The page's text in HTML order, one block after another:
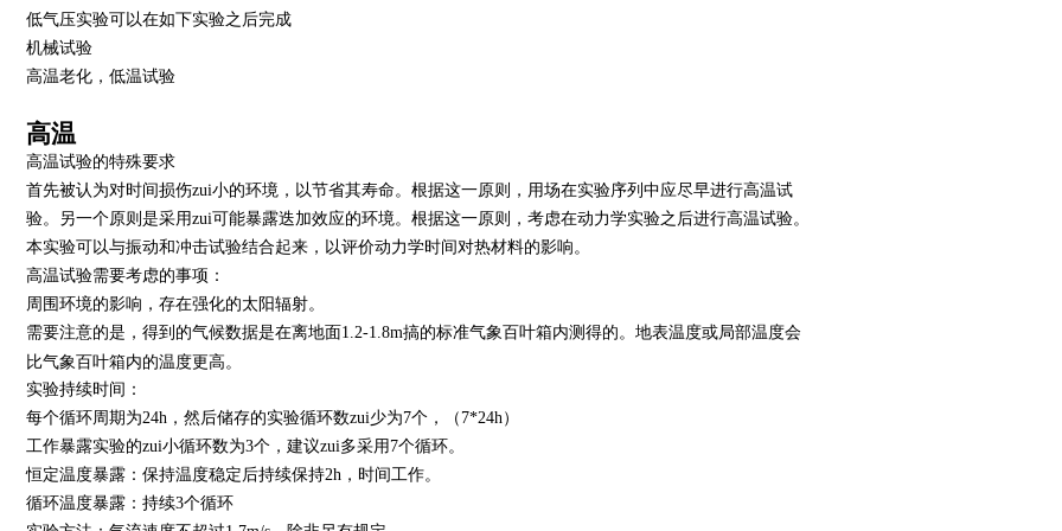
低气压实验可以在如下实验之后完成
机械试验
高温老化，低温试验
高温
高温试验的特殊要求
首先被认为对时间损伤zui小的环境，以节省其寿命。根据这一原则，用场在实验序列中应尽早进行高温试
验。另一个原则是采用zui可能暴露迭加效应的环境。根据这一原则，考虑在动力学实验之后进行高温试验。
本实验可以与振动和冲击试验结合起来，以评价动力学时间对热材料的影响。
高温试验需要考虑的事项：
周围环境的影响，存在强化的太阳辐射。
需要注意的是，得到的气候数据是在离地面1.2-1.8m搞的标准气象百叶箱内测得的。地表温度或局部温度会
比气象百叶箱内的温度更高。
实验持续时间：
每个循环周期为24h，然后储存的实验循环数zui少为7个，（7*24h）
工作暴露实验的zui小循环数为3个，建议zui多采用7个循环。
恒定温度暴露：保持温度稳定后持续保持2h，时间工作。
循环温度暴露：持续3个循环